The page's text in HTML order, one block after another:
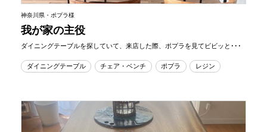
神奈川県・ポプラ様
我が家の主役
ダイニングテーブルを探していて、来店した際、ポプラを見てビビッと･･･
ダイニングテーブル チェア・ベンチ ポプラ レジン